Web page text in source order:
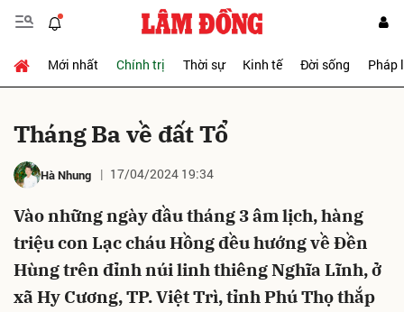
Mới nhất Chính trị Thời sự Kinh tế Đời sống Pháp
Tháng Ba về đất Tổ
Hà Nhung 17/04/2024 19:34
Vào những ngày đầu tháng 3 âm lịch, hàng
triệu con Lạc cháu Hồng đều hướng về Đền
Hùng trên đỉnh núi linh thiêng Nghĩa Lĩnh, ở
xã Hy Cương, TP. Việt Trì, tỉnh Phú Thọ thắp
Gửi bình luận
Hủy Gửi